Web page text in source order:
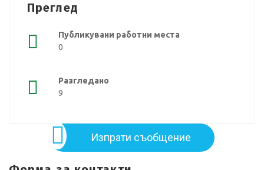
Преглед
Публикувани работни места
0
Разгледано
9
Изпрати съобщение